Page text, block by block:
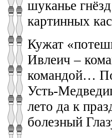
шуканье
картинных
Кужат
Ивлеич –
командой…
Усть-
лето да к
болезный